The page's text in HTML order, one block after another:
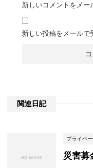
新しいコメントをメー
新しい投稿をメールで
関連日記
プライベ
災害募